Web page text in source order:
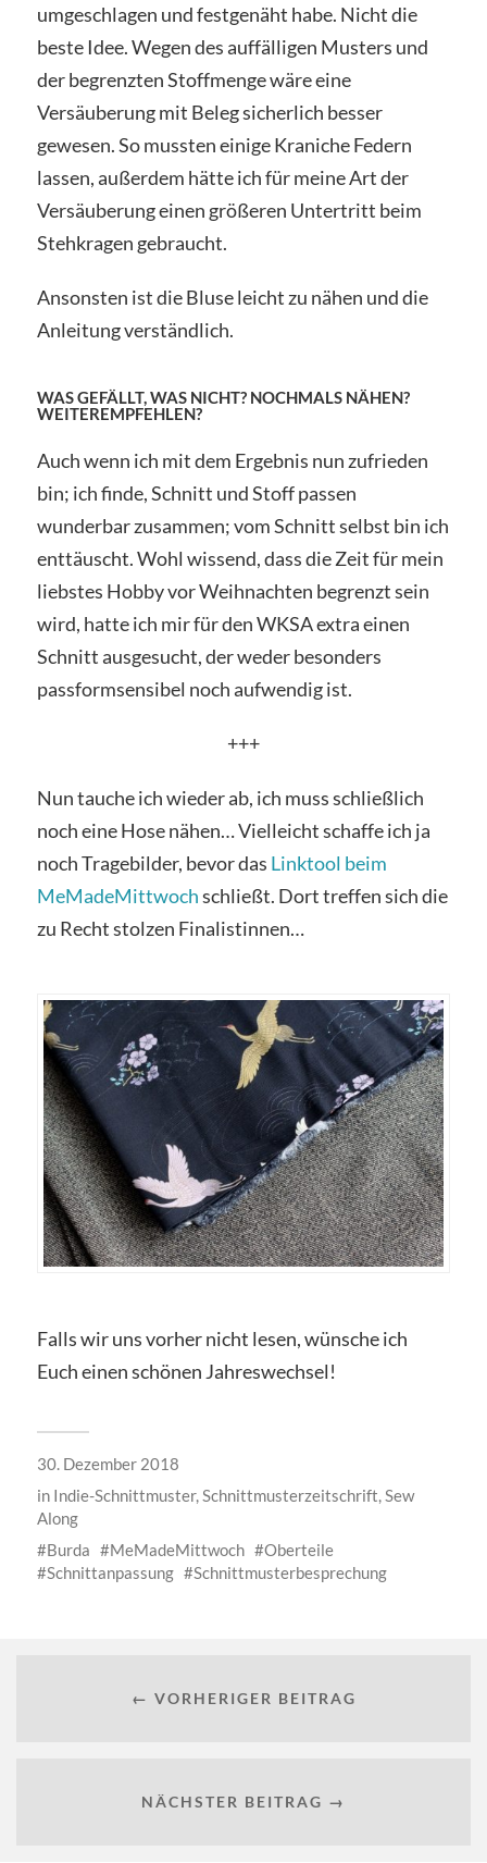
umgeschlagen und festgenäht habe. Nicht die
beste Idee. Wegen des auffälligen Musters und
der begrenzten Stoffmenge wäre eine
Versäuberung mit Beleg sicherlich besser
gewesen. So mussten einige Kraniche Federn
lassen, außerdem hätte ich für meine Art der
Versäuberung einen größeren Untertritt beim
Stehkragen gebraucht.
Ansonsten ist die Bluse leicht zu nähen und die
Anleitung verständlich.
WAS GEFÄLLT, WAS NICHT? NOCHMALS NÄHEN?
WEITEREMPFEHLEN?
Auch wenn ich mit dem Ergebnis nun zufrieden
bin; ich finde, Schnitt und Stoff passen
wunderbar zusammen; vom Schnitt selbst bin ich
enttäuscht. Wohl wissend, dass die Zeit für mein
liebstes Hobby vor Weihnachten begrenzt sein
wird, hatte ich mir für den WKSA extra einen
Schnitt ausgesucht, der weder besonders
passformsensibel noch aufwendig ist.
+++
Nun tauche ich wieder ab, ich muss schließlich
noch eine Hose nähen… Vielleicht schaffe ich ja
noch Tragebilder, bevor das Linktool beim
MeMadeMittwochschließt. Dort treffen sich die
zu Recht stolzen Finalistinnen…
Falls wir uns vorher nicht lesen, wünsche ich
Euch einen schönen Jahreswechsel!
30. Dezember 2018
in Indie-Schnittmuster,Schnittmusterzeitschrift,Sew
Along
Burda
MeMadeMittwoch
Oberteile
Schnittanpassung
Schnittmusterbesprechung
← VORHERIGER BEITRAG
NÄCHSTER BEITRAG →